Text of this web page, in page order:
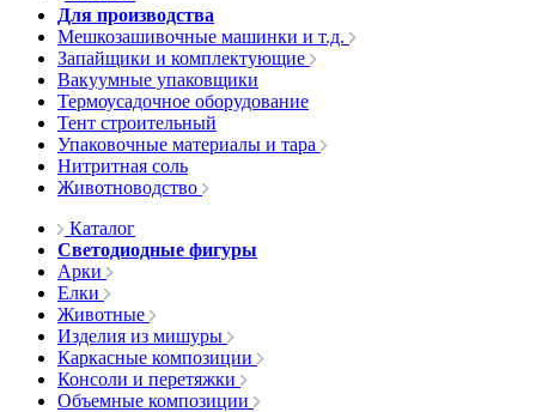
Для производства
Мешкозашивочные машинки и т.д.
Запайщики и комплектующие
Вакуумные упаковщики
Термоусадочное оборудование
Тент строительный
Упаковочные материалы и тара
Нитритная соль
Животноводство
Каталог
Светодиодные фигуры
Арки
Елки
Животные
Изделия из мишуры
Каркасные композиции
Консоли и перетяжки
Объемные композиции